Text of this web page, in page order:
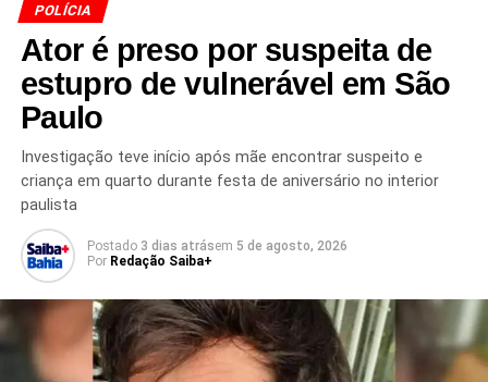
O caso é investigado pelas autoridades, que deverão
apurar as circunstâncias das denúncias e identificar os
envolvidos. Por se tratar de
adolescentes vítimas de
violência sexual, informações que possam levar à
identificação das meninas devem ser preservadas,
conforme determina a legislação de proteção à infância e
à adolescência.
atenção para a necessidade dereforço das medidas de
proteção e segurança no ambiente escolar
especialmente diante de relatos de violência envolvendo
estudantes.
As investigações deverão esclarecer a dinâmica dos
POLÍCIA
Ator é preso por suspeita de
estupro de vulnerável em São
Paulo
Investigação teve início após mãe encontrar suspeito e
criança em quarto durante festa de aniversário no interior
paulista
Postado 3 dias atrásem 5 de agosto, 2026
Por Redação Saiba+